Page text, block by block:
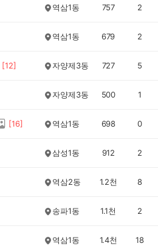
역삼1동 757 2
역삼1동 679 2
[12] 자양제3동 727 5
자양제3동 500 1
[16] 역삼1동 698 0
삼성1동 912 2
역삼2동 1.2천 8
송파1동 1.1천 2
역삼1동 1.4천 18